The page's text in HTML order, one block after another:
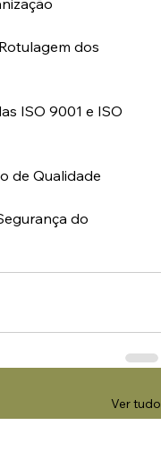
dos
ISO 9001 e ISO
de Qualidade
do
Ver tudo